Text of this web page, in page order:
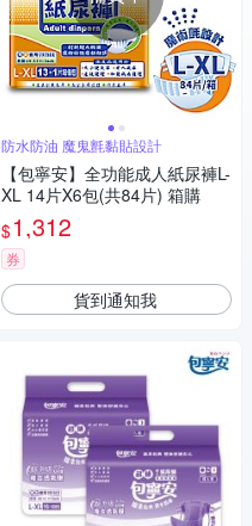
防水防油 魔鬼氈黏貼設計
【包寧安】全功能成人紙尿褲L-
XL 14片X6包(共84片) 箱購
$1,312
券
貨到通知我